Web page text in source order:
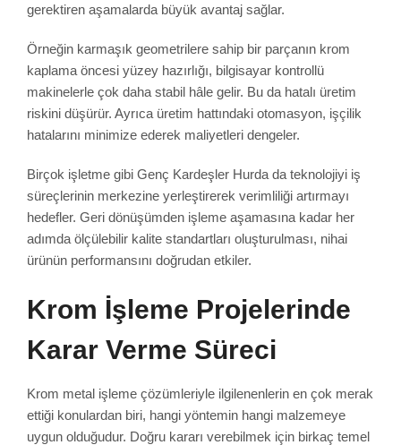
gerektiren aşamalarda büyük avantaj sağlar.
Örneğin karmaşık geometrilere sahip bir parçanın krom
kaplama öncesi yüzey hazırlığı, bilgisayar kontrollü
makinelerle çok daha stabil hâle gelir. Bu da hatalı üretim
riskini düşürür. Ayrıca üretim hattındaki otomasyon, işçilik
hatalarını minimize ederek maliyetleri dengeler.
Birçok işletme gibi Genç Kardeşler Hurda da teknolojiyi iş
süreçlerinin merkezine yerleştirerek verimliliği artırmayı
hedefler. Geri dönüşümden işleme aşamasına kadar her
adımda ölçülebilir kalite standartları oluşturulması, nihai
ürünün performansını doğrudan etkiler.
Krom İşleme Projelerinde
Karar Verme Süreci
Krom metal işleme çözümleriyle ilgilenenlerin en çok merak
ettiği konulardan biri, hangi yöntemin hangi malzemeye
uygun olduğudur. Doğru kararı verebilmek için birkaç temel